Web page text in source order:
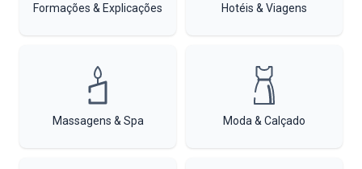
Formações & Explicações Hotéis & Viagens
Massagens & Spa Moda & Calçado